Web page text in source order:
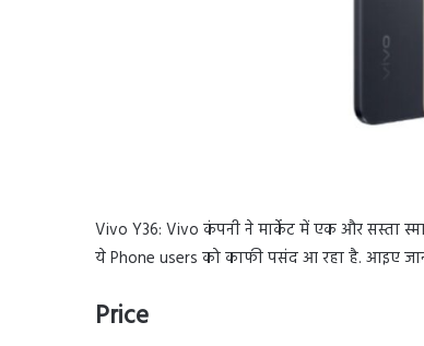
Vivo Y36: Vivo कंपनी ने मार्केट में एक और सस्ता
ये Phone users को काफी पसंद आ रहा है. आइए
Price